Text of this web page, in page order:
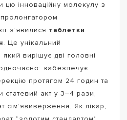
цю інноваційну молекулу з
з’явилися таблетки
. Це унікальний
вирішує дві головні
забезпечує
протягом 24 годин та
акт у 3–4 рази,
Як лікар,